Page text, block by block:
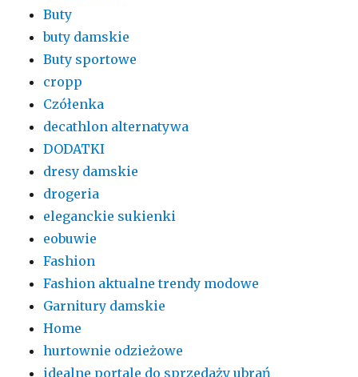
Buty
buty damskie
Buty sportowe
cropp
Czółenka
decathlon alternatywa
DODATKI
dresy damskie
drogeria
eleganckie sukienki
eobuwie
Fashion
Fashion aktualne trendy modowe
Garnitury damskie
Home
hurtownie odzieżowe
idealne portale do sprzedaży ubrań